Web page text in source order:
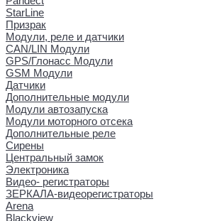
StarLine
Призрак
Модули, реле и датчики
CAN/LIN Модули
GPS/Глонасс Модули
GSM Модули
Датчики
Дополнительные модули
Модули автозапуска
Модули моторного отсека
Дополнительные реле
Сирены
Центральный замок
Электроника
Видео- регистраторы
ЗЕРКАЛА-видеорегистраторы
Arena
Blackview